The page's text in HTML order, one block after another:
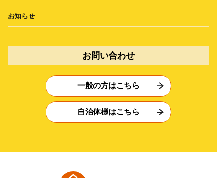
お知らせ
お問い合わせ
一般の方はこちら
自治体様はこちら